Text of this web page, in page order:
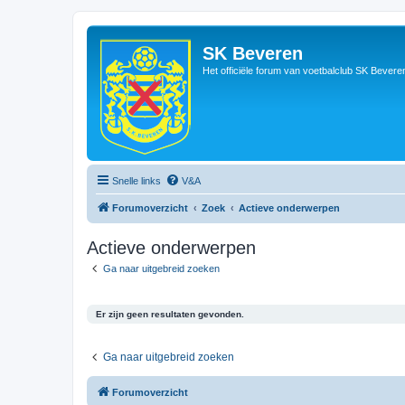
SK Beveren
Het officiële forum van voetbalclub SK
Snelle links V&A
Forumoverzicht Zoek Actieve onderwerpen
Actieve onderwerpen
Ga naar uitgebreid zoeken
Er zijn geen resultaten gevonden.
Ga naar uitgebreid zoeken
Forumoverzicht